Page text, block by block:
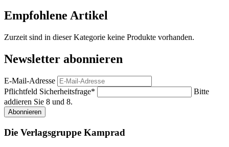
Empfohlene Artikel
Zurzeit sind in dieser Kategorie keine Produkte vorhanden.
Newsletter abonnieren
E-Mail-Adresse
Pflichtfeld Sicherheitsfrage*
Bitte
addieren Sie 8 und 8.
Abonnieren
Die Verlagsgruppe Kamprad